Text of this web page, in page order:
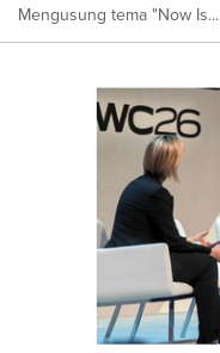
Mengusung tema "Now Is...